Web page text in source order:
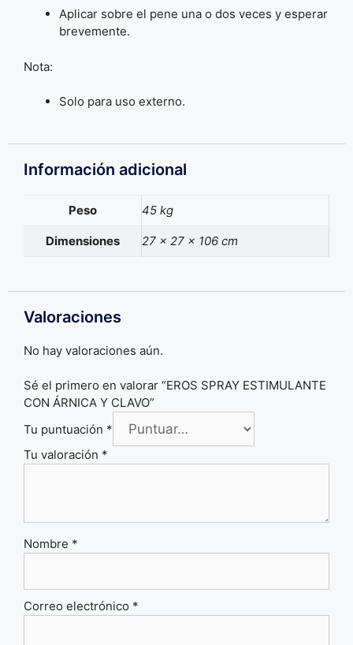
Aplicar sobre el pene una o dos veces y esperar
brevemente.
Nota:
Solo para uso externo.
Información adicional
Peso 45 kg
Dimensiones 27 × 27 × 106 cm
Valoraciones
No hay valoraciones aún.
Sé el primero en valorar “EROS SPRAY ESTIMULANTE
CON ÁRNICA Y CLAVO”
Tu puntuación *
Tu valoración *
Nombre *
Correo electrónico *